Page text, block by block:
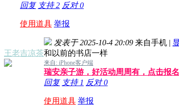
回复 支持2 反对0
使用道具 举报
王老吉凉茶
发表于 2025-10-4 20:09 来自手机 |
和以前的书店一样
来自: iPhone客户端
瑞安亲子游，好活动周周有，点击报名
回复 支持 1 反对0
使用道具 举报